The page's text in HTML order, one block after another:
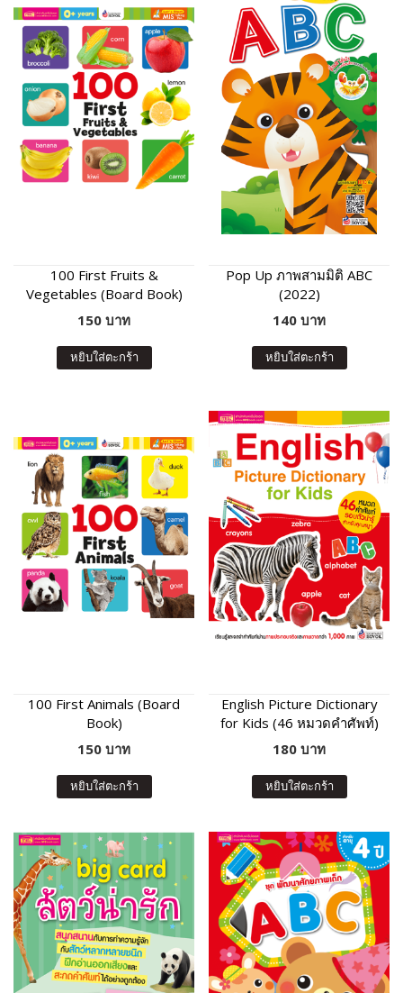
100 First Fruits &
Vegetables (Board Book)
150 บาท
หยิบใส่ตะกร้า
Pop Up ภาพสามมิติ ABC
(2022)
140 บาท
หยิบใส่ตะกร้า
100 First Animals (Board
Book)
150 บาท
หยิบใส่ตะกร้า
English Picture Dictionary
for Kids (46 หมวดคำศัพท์)
180 บาท
หยิบใส่ตะกร้า